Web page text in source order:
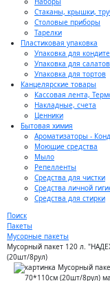
Стаканы, крышки,
Столовые приборы
Тарелки
Пластиковая упаковка
Упаковка для
Упаковка для
Упаковка для тортов
Канцелярские товары
Кассовая лента,
Накладные, счета
Ценники
Бытовая химия
Ароматизаторы -
Моющие средства
Мыло
Репелленты
Средства для чистки
Средства личной
Средства для стирки
Поиск
Пакеты
Мусорные пакеты
Мусорный пакет 120 л.
(20шт/8рул)